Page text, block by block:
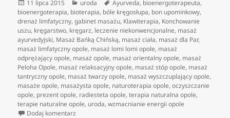
Data
publikacji
11 lipca 2015 Kategorie
uroda Tagi
Ayurveda, bioenergoterapeuta,
bioenergoterapia, bioterapia, bóle kręgosłupa, bon upominkowy,
drenaż limfatyczny,gabinet masażu, Klawiterapia, Konchowanie
uszu, kręgarstwo, kręgarz, leczenie niekonwencjonalne, masaż
ayurvedyjski, Masaż Bańką Chińską, masaż ciała, masaż dla Par,
masaż limfatyczny opole, masaż lomi lomi opole, masaż
odprężający opole, masaż opole, masaż orientalny opole, masaż
Peloha Opole, masaż relaksacyjny opole, masaż stóp opole, masaż
tantryczny opole, masaż twarzy opole, masaż wyszczuplający opole,
masaże opole, masażysta opole, naturoterapia opole,oczyszczanie
opole, prezent opole, radiesteta opole,terapia naturalna opole,
terapie naturalne opole, uroda,wzmacnianie energii opole
Dodaj komentarz